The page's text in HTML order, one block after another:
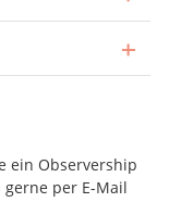
ein Observership
per E-Mail